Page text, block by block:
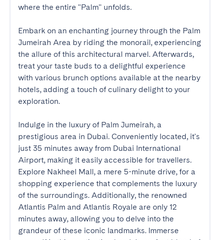
where the entire "Palm" unfolds.
Embark on an enchanting journey through the Palm
Jumeirah Area by riding the monorail, experiencing
the allure of this architectural marvel. Afterwards,
treat your taste buds to a delightful experience
with various brunch options available at the nearby
hotels, adding a touch of culinary delight to your
exploration.
Indulge in the luxury of Palm Jumeirah, a
prestigious area in Dubai. Conveniently located, it's
just 35 minutes away from Dubai International
Airport, making it easily accessible for travellers.
Explore Nakheel Mall, a mere 5-minute drive, for a
shopping experience that complements the luxury
of the surroundings. Additionally, the renowned
Atlantis Palm and Atlantis Royale are only 12
minutes away, allowing you to delve into the
grandeur of these iconic landmarks. Immerse